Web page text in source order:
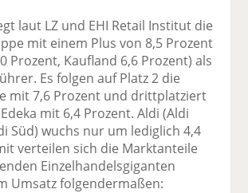
laut LZ und EHI Retail Institut die
mit einem Plus von 8,5 Prozent
Prozent, Kaufland 6,6 Prozent) als
Es folgen auf Platz 2 die
mit 7,6 Prozent und drittplatziert
mit 6,4 Prozent. Aldi (Aldi
Süd) wuchs nur um lediglich 4,4
verteilen sich die Marktanteile
Einzelhandelsgiganten
Umsatz folgendermaßen: